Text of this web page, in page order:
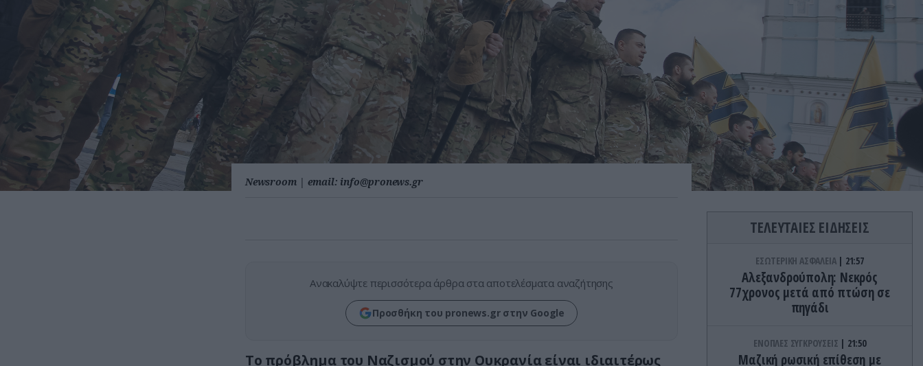
Newsroom | email: info@pronews.gr
Ανακαλύψτε περισσότερα άρθρα στα αποτελέσματα αναζήτησης
Προσθήκη του pronews.gr στην Google
Το πρόβλημα του Ναζισμού στην Ουκρανία είναι ιδιαιτέρως
ΤΕΛΕΥΤΑΙΕΣ ΕΙΔΗΣΕΙΣ
ΕΣΩΤΕΡΙΚΗ ΑΣΦΑΛΕΙΑ 21:57
Αλεξανδρούπολη: Νεκρός
77χρονος μετά από πτώση σε
πηγάδι
ΕΝΟΠΛΕΣ ΣΥΓΚΡΟΥΣΕΙΣ 21:50
Μαζική ρωσική επίθεση με